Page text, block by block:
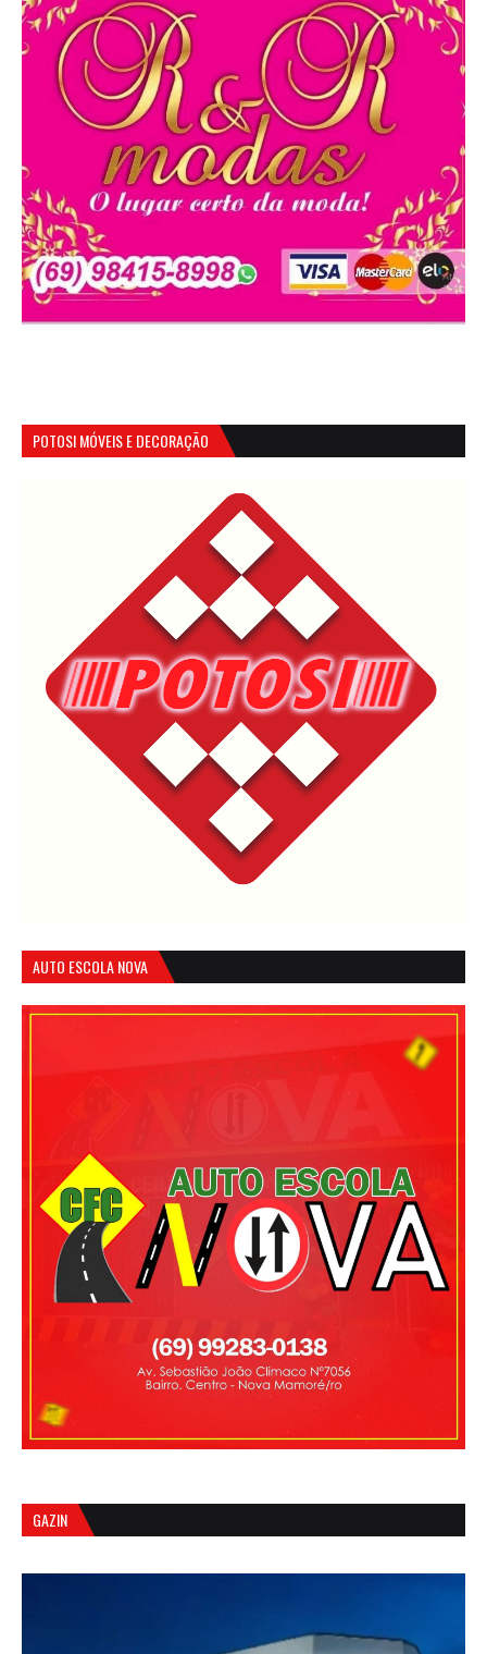
POTOSI MÓVEIS E DECORAÇÃO
AUTO ESCOLA NOVA
GAZIN